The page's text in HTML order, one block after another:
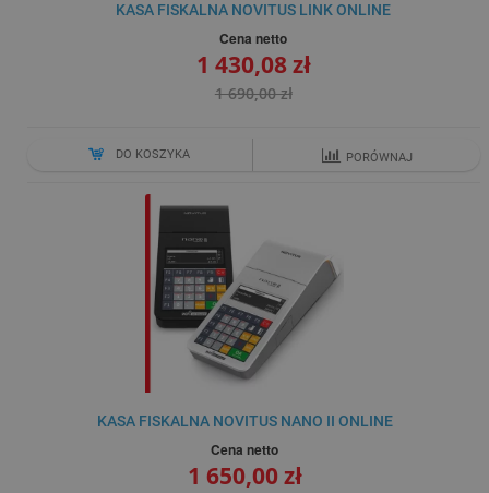
KASA FISKALNA NOVITUS LINK ONLINE
Cena netto
1 430,08 zł
1 690,00 zł
DO KOSZYKA PORÓWNAJ
KASA FISKALNA NOVITUS NANO II ONLINE
Cena netto
1 650,00 zł